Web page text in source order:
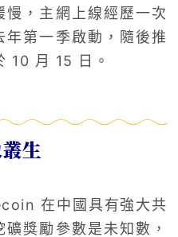
慢，主網上線經歷一次
第一季啟動，隨後推
10 月 15 日。
生
在中國具有強大共
獎勵參數是未知數，